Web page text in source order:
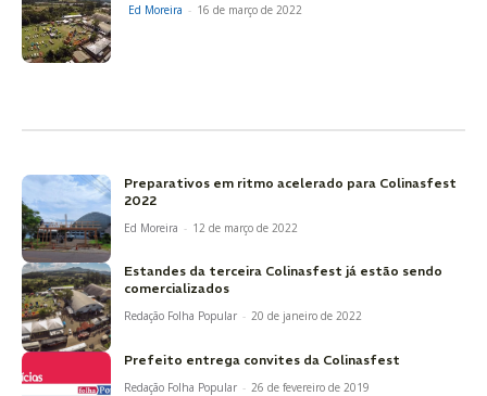
Ed Moreira - 16 de março de 2022
Preparativos em ritmo acelerado para Colinasfest
2022
Ed Moreira - 12 de março de 2022
Estandes da terceira Colinasfest já estão sendo
comercializados
Redação Folha Popular - 20 de janeiro de 2022
Prefeito entrega convites da Colinasfest
Redação Folha Popular - 26 de fevereiro de 2019